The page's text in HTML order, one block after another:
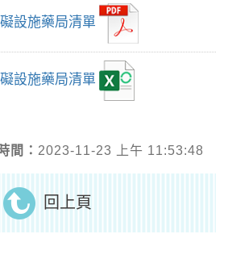
設施藥局清單
設施藥局清單
間： 2023-11-23 上午 11:53:48
回上頁